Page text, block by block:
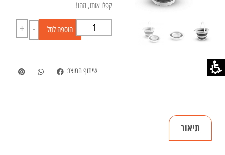
קפלו אותו, וזהו!
-
+ הוספה לסל
שיתוף המוצר:
תיאור